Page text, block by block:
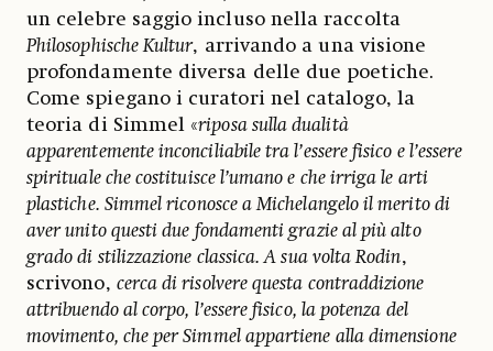
un celebre saggio incluso nella raccolta
Philosophische Kultur, arrivando a una visione
profondamente diversa delle due poetiche.
Come spiegano i curatori nel catalogo, la
teoria di Simmel «riposa sulla dualità
apparentemente inconciliabile tra l’essere fisico e l’essere
spirituale che costituisce l’umano e che irriga le arti
plastiche. Simmel riconosce a Michelangelo il merito di
aver unito questi due fondamenti grazie al più alto
grado di stilizzazione classica. A sua volta Rodin,
scrivono, cerca di risolvere questa contraddizione
attribuendo al corpo, l’essere fisico, la potenza del
movimento, che per Simmel appartiene alla dimensione